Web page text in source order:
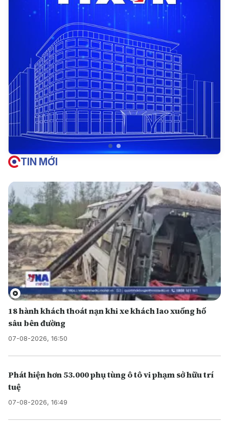
TIN MỚI
18 hành khách thoát nạn khi xe khách lao xuống hố
sâu bên đường
07-08-2026, 16:50
Phát hiện hơn 53.000 phụ tùng ô tô vi phạm sở hữu trí
tuệ
07-08-2026, 16:49